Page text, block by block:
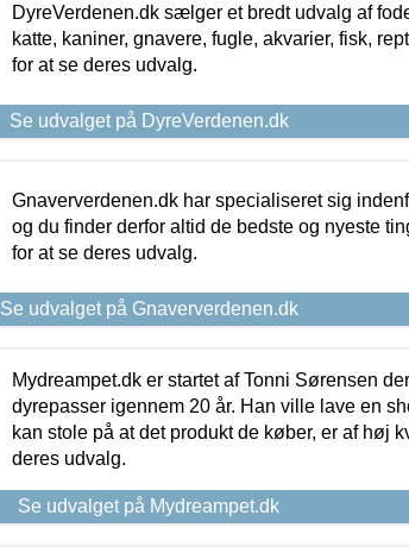
DyreVerdenen.dk sælger et bredt udvalg af
katte, kaniner, gnavere, fugle, akvarier, fisk,
for at se deres udvalg.
Se udvalget på DyreVerdenen.dk
Gnaververdenen.dk har specialiseret sig
og du finder derfor altid de bedste og nyeste
for at se deres udvalg.
Se udvalget på Gnaververdenen.dk
Mydreampet.dk er startet af Tonni Sørensen
dyrepasser igennem 20 år. Han ville lave en
kan stole på at det produkt de køber, er af høj
deres udvalg.
Se udvalget på Mydreampet.dk